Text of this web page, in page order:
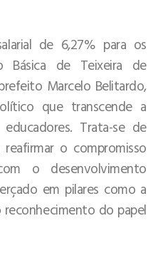
de 6,27% para os
Básica de Teixeira de
Marcelo Belitardo,
que transcende a
Trata-se de
o compromisso
o desenvolvimento
em pilares como a
do papel